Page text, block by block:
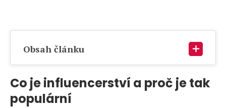
Obsah článku
Co je influencerství a proč je tak
populární